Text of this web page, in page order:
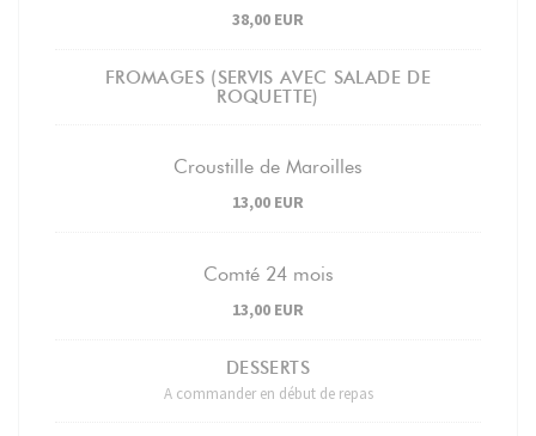
38,00 EUR
FROMAGES (SERVIS AVEC SALADE DE
ROQUETTE)
Croustille de Maroilles
13,00 EUR
Comté 24 mois
13,00 EUR
DESSERTS
A commander en début de repas